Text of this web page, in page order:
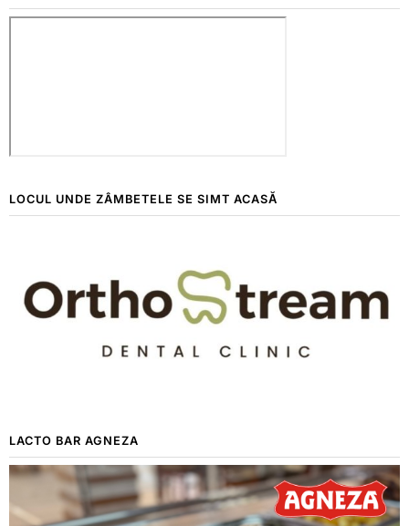
LOCUL UNDE ZÂMBETELE SE SIMT ACASĂ
LACTO BAR AGNEZA